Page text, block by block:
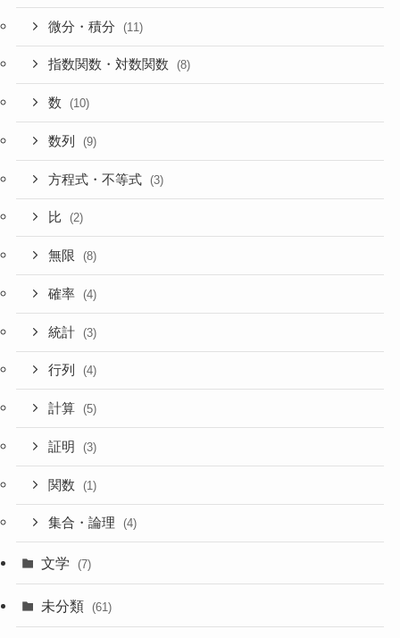
微分・積分 (11)
指数関数・対数関数 (8)
数 (10)
数列 (9)
方程式・不等式 (3)
比 (2)
無限 (8)
確率 (4)
統計 (3)
行列 (4)
計算 (5)
証明 (3)
関数 (1)
集合・論理 (4)
文学 (7)
未分類 (61)